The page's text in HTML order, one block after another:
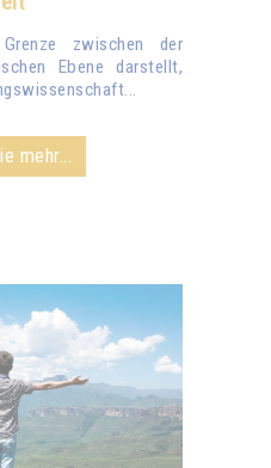
zwischen der
Ebene darstellt,
mehr...